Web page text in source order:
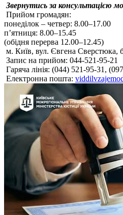
Звернутись за консультацією
Прийом громадян:
понеділок – четвер: 8.00–17.00
пʼятниця: 8.00–15.45
(обідня перерва 12.00–12.45)
м. Київ, вул. Євгена Сверстюка,
Запис на прийом: 044-521-95-21
Гаряча лінія: (044) 521-95-31,
Електронна пошта: